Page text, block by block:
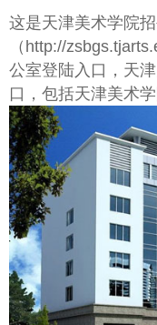
这是天津美术学院
（http://
公室登陆入口，天
口，包括天津美术